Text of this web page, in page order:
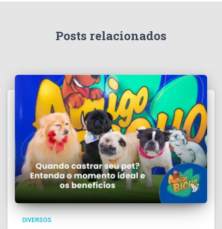
Posts relacionados
DIVERSOS